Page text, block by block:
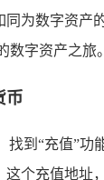
同为数字资产
数字资产之旅。
币
找到“充值”功
这个充值地址